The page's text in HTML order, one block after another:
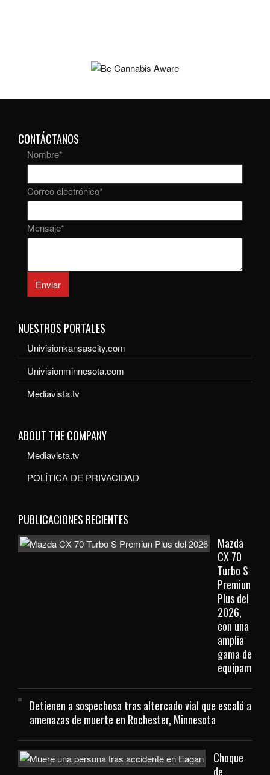
CONTÁCTANOS
Nombre*
Correo electrónico*
Mensaje*
Enviar
NUESTROS PORTALES
Univisionkansascity.com
Univisionminnesota.com
Mediavista.tv
ABOUT THE COMPANY
Mediavista.tv
POLÍTICA DE PRIVACIDAD
PUBLICACIONES RECIENTES
Mazda
CX 70
Turbo S
Premiun
Plus del
2026,
con una
amplia
gama de
Detienen a sospechosa tras altercado vial que escaló a
amenazas de muerte en Rochester, Minnesota
Choque
de